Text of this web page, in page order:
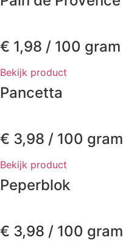
€ 1,98 / 100 gram
Bekijk product
Pancetta
€ 3,98 / 100 gram
Bekijk product
Peperblok
€ 3,98 / 100 gram